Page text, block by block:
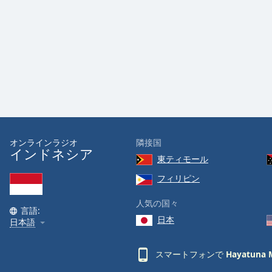
window.
Beginning
window.
Escape
will
オンラインラジオ
インドネシア
言語:
日本語
隣接国
東ティモール
フィリピン
人気の国々
日本
スマートフォンで Hayatuna